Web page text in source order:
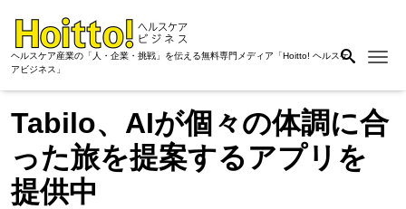
ヘルスケア産業の「人・企業・挑戦」を伝える無料専門メディア「Hoitto! ヘルスケ
アビジネス」
Tabilo、AIが個々の体調に合
った旅を提案するアプリを
提供中